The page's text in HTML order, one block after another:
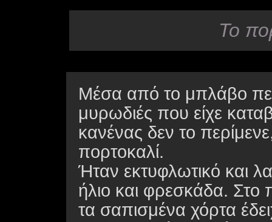
Το
Μέσα από το μπλάβο
μυρωδιές που είχε
κανένας δεν το
πορτοκαλί.
Ήταν εκτυφλωτικό και
ήλιο και φρεσκάδα. Στο
τα σαπισμένα χόρτα